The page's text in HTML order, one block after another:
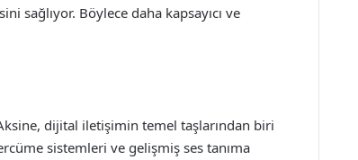
sağlıyor. Böylece daha kapsayıcı ve
dijital iletişimin temel taşlarından biri
sistemleri ve gelişmiş ses tanıma